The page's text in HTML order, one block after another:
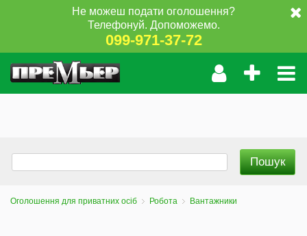
Не можеш подати оголошення?
Телефонуй. Допоможемо.
099-971-37-72
Оголошення для приватних осіб Робота Вантажники